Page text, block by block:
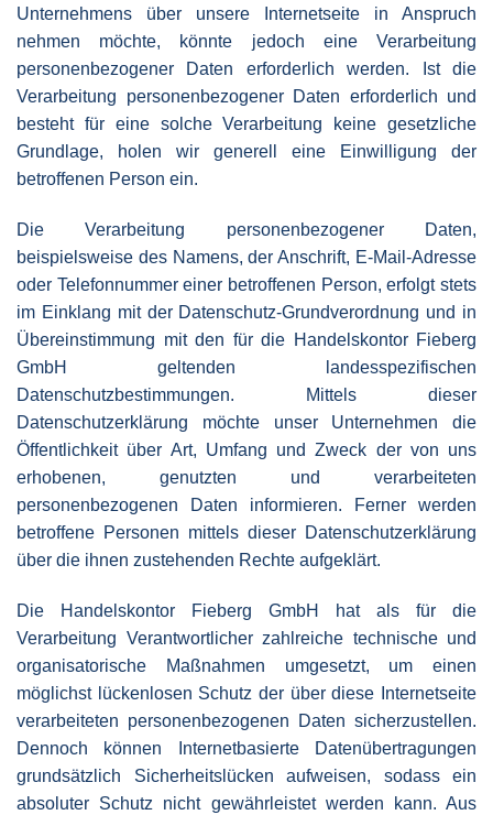
Unternehmens über unsere Internetseite in Anspruch
nehmen möchte, könnte jedoch eine Verarbeitung
personenbezogener Daten erforderlich werden. Ist die
Verarbeitung personenbezogener Daten erforderlich und
besteht für eine solche Verarbeitung keine gesetzliche
Grundlage, holen wir generell eine Einwilligung der
betroffenen Person ein.
Die Verarbeitung personenbezogener Daten,
beispielsweise des Namens, der Anschrift, E-Mail-Adresse
oder Telefonnummer einer betroffenen Person, erfolgt stets
im Einklang mit der Datenschutz-Grundverordnung und in
Übereinstimmung mit den für die Handelskontor Fieberg
GmbH geltenden landesspezifischen
Datenschutzbestimmungen. Mittels dieser
Datenschutzerklärung möchte unser Unternehmen die
Öffentlichkeit über Art, Umfang und Zweck der von uns
erhobenen, genutzten und verarbeiteten
personenbezogenen Daten informieren. Ferner werden
betroffene Personen mittels dieser Datenschutzerklärung
über die ihnen zustehenden Rechte aufgeklärt.
Die Handelskontor Fieberg GmbH hat als für die
Verarbeitung Verantwortlicher zahlreiche technische und
organisatorische Maßnahmen umgesetzt, um einen
möglichst lückenlosen Schutz der über diese Internetseite
verarbeiteten personenbezogenen Daten sicherzustellen.
Dennoch können Internetbasierte Datenübertragungen
grundsätzlich Sicherheitslücken aufweisen, sodass ein
absoluter Schutz nicht gewährleistet werden kann. Aus